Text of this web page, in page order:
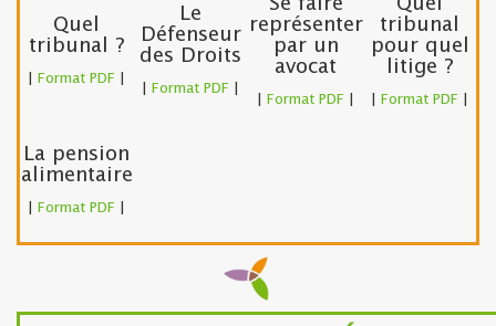
Quel
tribunal ?
Format PDF
Le
Défenseur
des Droits
Format PDF
Se faire
représenter
par un
avocat
Format PDF
Quel
tribunal
pour quel
litige ?
Format PDF
La pension
alimentaire
Format PDF